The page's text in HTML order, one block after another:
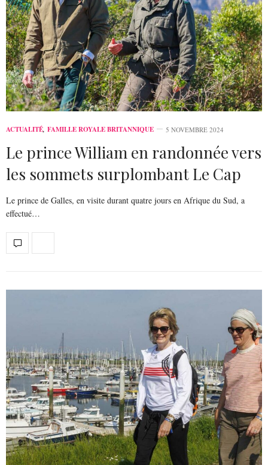
ACTUALITÉ, FAMILLE ROYALE BRITANNIQUE 5 NOVEMBRE 2024
Le prince William en randonnée vers
les sommets surplombant Le Cap
Le prince de Galles, en visite durant quatre jours en Afrique du Sud, a
effectué…